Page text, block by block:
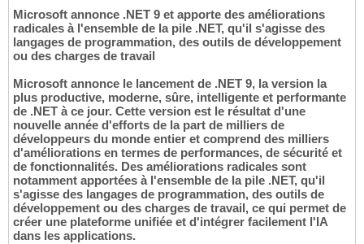
Microsoft annonce .NET 9 et apporte des améliorations
radicales à l'ensemble de la pile .NET, qu'il s'agisse des
langages de programmation, des outils de développement
ou des charges de travail
Microsoft annonce le lancement de .NET 9, la version la
plus productive, moderne, sûre, intelligente et performante
de .NET à ce jour. Cette version est le résultat d'une
nouvelle année d'efforts de la part de milliers de
développeurs du monde entier et comprend des milliers
d'améliorations en termes de performances, de sécurité et
de fonctionnalités. Des améliorations radicales sont
notamment apportées à l'ensemble de la pile .NET, qu'il
s'agisse des langages de programmation, des outils de
développement ou des charges de travail, ce qui permet de
créer une plateforme unifiée et d'intégrer facilement l'IA
dans les applications.